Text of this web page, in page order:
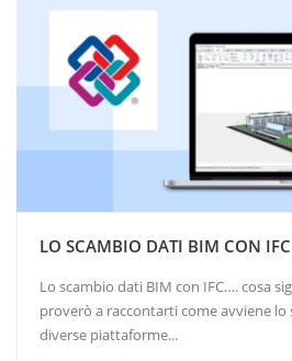
LO SCAMBIO DATI BIM CON IFC
Lo scambio dati BIM con IFC…. cosa
proverò a raccontarti come avviene lo
diverse piattaforme...